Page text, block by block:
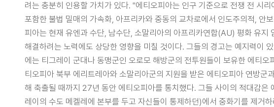
려는 충분히 인용할 가치가 있다. "에티오피아는 인구 기준으로 전쟁 전 시
포함한 불법 밀매의 가속화, 아프리카와 중동의 교차로에서 인도주의적, 안
피아는 현재 유엔과 수단, 남수단, 소말리아의 아프리카연합(AU) 평화 유
해결하려는 노력에도 상당한 영향을 미칠 것이다. 그들의 경고는 예지력이
에는 티그레이 군대나 동맹군인 오로모 해방군의 전투원들이 보유한 에티
티오피아 북부 에리트레아와 소말리아군의 지원을 받은 에티오피아 연방
해 축출될 때까지 27년 동안 에티오피아를 통치했다. 그들 사이의 적대감
레이의 수도 메켈레에 본부를 두고 자신들이 통제하던)에서 중화기를 제거